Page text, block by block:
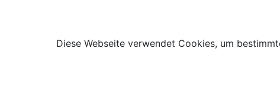
Diese Webseite verwendet Cookies, um